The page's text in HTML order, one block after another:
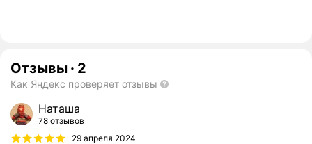
Отзывы · 2
Как Яндекс проверяет отзывы
Наташа
78 отзывов
29 апреля 2024